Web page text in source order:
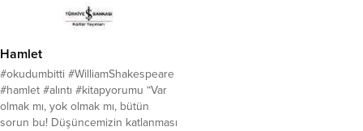
Hamlet
#okudumbitti #WilliamShakespeare
#hamlet #alıntı #kitapyorumu “Var
olmak mı, yok olmak mı, bütün
sorun bu! Düşüncemizin katlanması